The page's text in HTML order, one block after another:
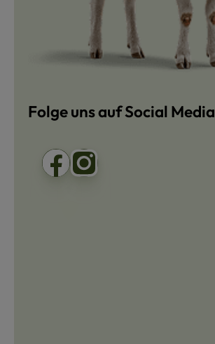
Folge uns auf Social Media